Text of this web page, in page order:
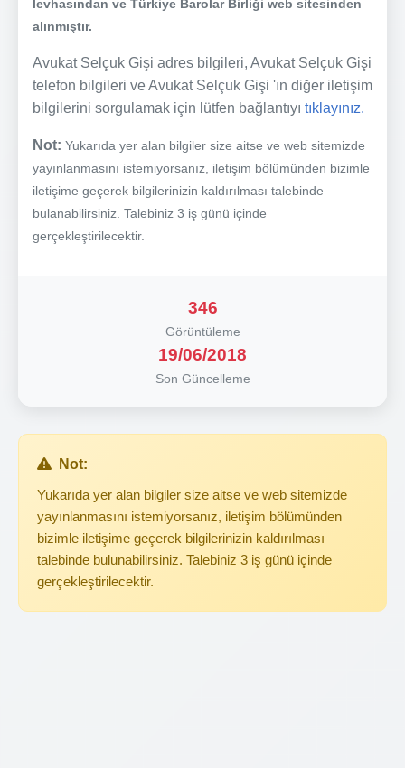
levhasından ve Türkiye Barolar Birliği web sitesinden
alınmıştır.
Avukat Selçuk Gişi adres bilgileri, Avukat Selçuk Gişi
telefon bilgileri ve Avukat Selçuk Gişi 'ın diğer iletişim
bilgilerini sorgulamak için lütfen bağlantıyı tıklayınız.
Not: Yukarıda yer alan bilgiler size aitse ve web sitemizde
yayınlanmasını istemiyorsanız, iletişim bölümünden bizimle
iletişime geçerek bilgilerinizin kaldırılması talebinde
bulanabilirsiniz. Talebiniz 3 iş günü içinde
gerçekleştirilecektir.
346
Görüntüleme
19/06/2018
Son Güncelleme
Not:
Yukarıda yer alan bilgiler size aitse ve web sitemizde
yayınlanmasını istemiyorsanız, iletişim bölümünden
bizimle iletişime geçerek bilgilerinizin kaldırılması
talebinde bulunabilirsiniz. Talebiniz 3 iş günü içinde
gerçekleştirilecektir.